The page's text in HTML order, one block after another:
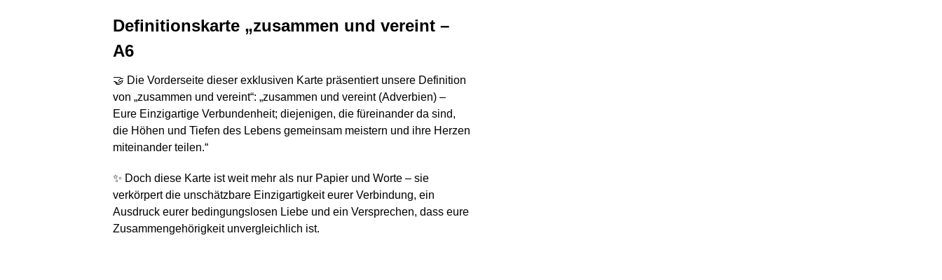
Definitionskarte „zusammen und vereint –
A6
🤝 Die Vorderseite dieser exklusiven Karte präsentiert unsere Definition
von „zusammen und vereint“: „zusammen und vereint (Adverbien) –
Eure Einzigartige Verbundenheit; diejenigen, die füreinander da sind,
die Höhen und Tiefen des Lebens gemeinsam meistern und ihre Herzen
miteinander teilen.“
✨ Doch diese Karte ist weit mehr als nur Papier und Worte – sie
verkörpert die unschätzbare Einzigartigkeit eurer Verbindung, ein
Ausdruck eurer bedingungslosen Liebe und ein Versprechen, dass eure
Zusammengehörigkeit unvergleichlich ist.